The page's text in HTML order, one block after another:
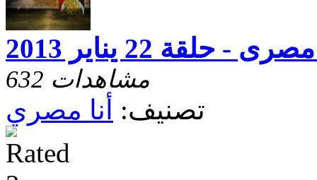
- حلقة 22 يناير 2013
632 مشاهدات
تصنيف: أنا مصري